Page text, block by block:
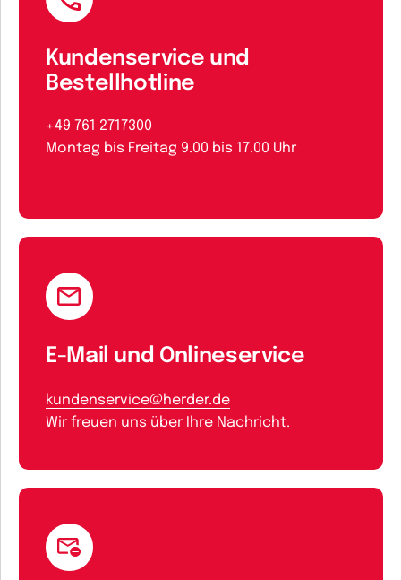
Kundenservice und
Bestellhotline
+49 761 2717300
Montag bis Freitag 9.00 bis 17.00 Uhr
E-Mail und Onlineservice
kundenservice@herder.de
Wir freuen uns über Ihre Nachricht.